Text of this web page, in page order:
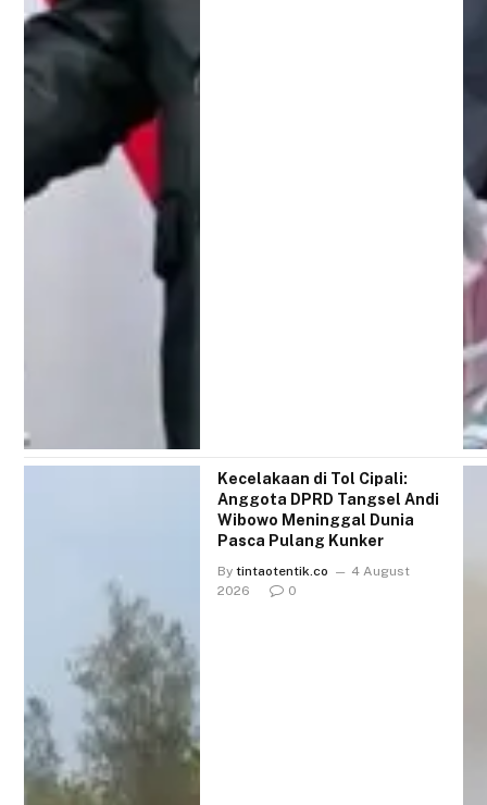
Kecelakaan di Tol Cipali:
Anggota DPRD Tangsel Andi
Wibowo Meninggal Dunia
Pasca Pulang Kunker
By tintaotentik.co
4 August
2026
0